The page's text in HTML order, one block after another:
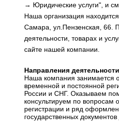
→ Юридические услуги", и
Наша организация
Самара, ул.Пензенская, 66.
деятельности, товарах и
сайте нашей компании.
Направления
Наша компания занимается
временной и постоянной
России и СНГ. Оказываем
консультируем по вопросам
регистрации и ряд
государственных